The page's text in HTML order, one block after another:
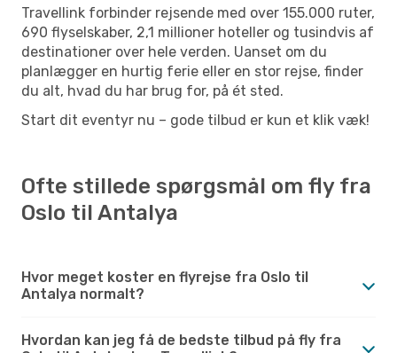
Travellink forbinder rejsende med over 155.000 ruter,
690 flyselskaber, 2,1 millioner hoteller og tusindvis af
destinationer over hele verden. Uanset om du
planlægger en hurtig ferie eller en stor rejse, finder
du alt, hvad du har brug for, på ét sted.
Start dit eventyr nu – gode tilbud er kun et klik væk!
Ofte stillede spørgsmål om fly fra
Oslo til Antalya
Hvor meget koster en flyrejse fra Oslo til
Antalya normalt?
Hvordan kan jeg få de bedste tilbud på fly fra